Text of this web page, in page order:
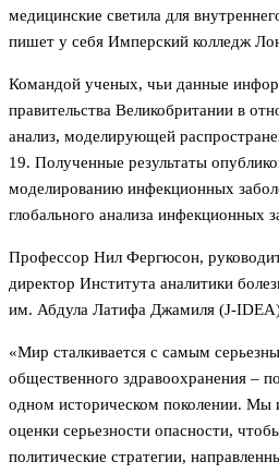
медицинские светила для
пишет у себя Имперский колледж
Командой ученых, чьи данные
правительства Великобритании в
анализ, моделирующей
19. Полученные результаты
моделированию инфекционных
глобального анализа инфекционных
Профессор Нил Фергюсон,
директор Института аналитики
им. Абдула Латифа Джамиля (J-
«Мир сталкивается с самым
общественного здравоохранения –
одном историческом поколении. Мы
оценки серьезности опасности,
политические стратегии,